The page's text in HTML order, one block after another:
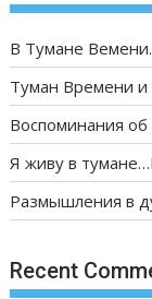
В Тумане
Туман Времени и
Воспоминания
Я живу в
Размышления в
Recent